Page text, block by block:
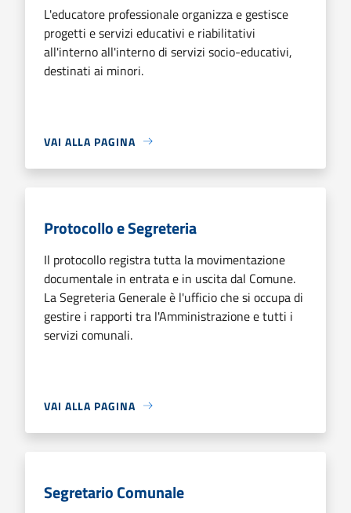
L'educatore professionale organizza e gestisce
progetti e servizi educativi e riabilitativi
all'interno all'interno di servizi socio-educativi,
destinati ai minori.
VAI ALLA PAGINA
Protocollo e Segreteria
Il protocollo registra tutta la movimentazione
documentale in entrata e in uscita dal Comune.
La Segreteria Generale è l'ufficio che si occupa di
gestire i rapporti tra l'Amministrazione e tutti i
servizi comunali.
VAI ALLA PAGINA
Segretario Comunale